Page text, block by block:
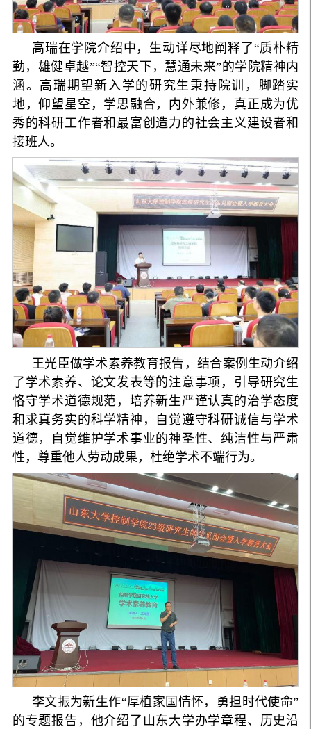
高瑞在学院介绍中，生动详尽地阐释了“质朴精
勤，雄健卓越”“智控天下，慧通未来”的学院精神内
涵。高瑞期望新入学的研究生秉持院训，脚踏实
地，仰望星空，学思融合，内外兼修，真正成为优
秀的科研工作者和最富创造力的社会主义建设者和
接班人。
王光臣做学术素养教育报告，结合案例生动介绍
了学术素养、论文发表等的注意事项，引导研究生
恪守学术道德规范，培养新生严谨认真的治学态度
和求真务实的科学精神，自觉遵守科研诚信与学术
道德，自觉维护学术事业的神圣性、纯洁性与严肃
性，尊重他人劳动成果，杜绝学术不端行为。
李文振为新生作“厚植家国情怀，勇担时代使命”
的专题报告，他介绍了山东大学办学章程、历史沿